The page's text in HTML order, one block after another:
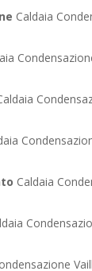
Caldaia
Caldaia